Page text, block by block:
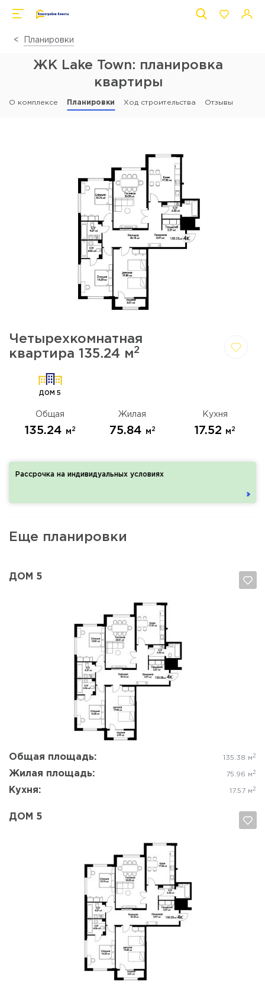
Планировки
ЖК Lake Town: планировка
квартиры
О комплексе Планировки Ход строительства Отзывы
Четырехкомнатная
квартира 135.24 м2
ДОМ 5
Общая
135.24 м 2
Жилая
75.84 м 2
Кухня
17.52 м 2
Рассрочка на индивидуальных условиях
Еще планировки
ДОМ 5
Общая площадь: 135.38 м 2
Жилая площадь: 75.96 м 2
Кухня: 17.57 м 2
Да, удалить
ДОМ 5
Да, удалить Отмена